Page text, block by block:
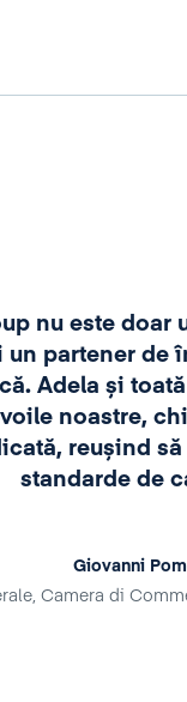
nu este doar
un partener de
Adela și
noastre,
reușind
standarde de
Giovanni
Camera di